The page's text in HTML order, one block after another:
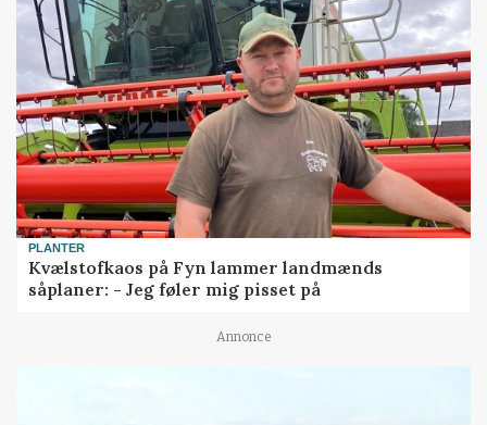
PLANTER
Kvælstofkaos på Fyn lammer landmænds
såplaner: - Jeg føler mig pisset på
Annonce